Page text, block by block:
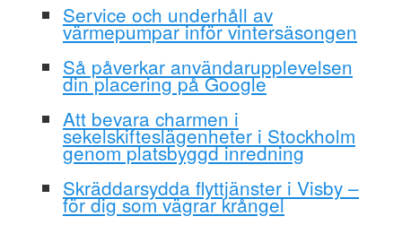
Service och underhåll av
värmepumpar inför vintersäsongen
Så påverkar användarupplevelsen
din placering på Google
Att bevara charmen i
sekelskifteslägenheter i Stockholm
genom platsbyggd inredning
Skräddarsydda flyttjänster i Visby –
för dig som vägrar krångel